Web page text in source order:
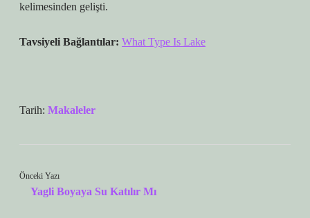
kelimesinden gelişti.
Tavsiyeli Bağlantılar: What Type Is Lake
Tarih: Makaleler
Önceki Yazı
Yagli Boyaya Su Katılır Mı